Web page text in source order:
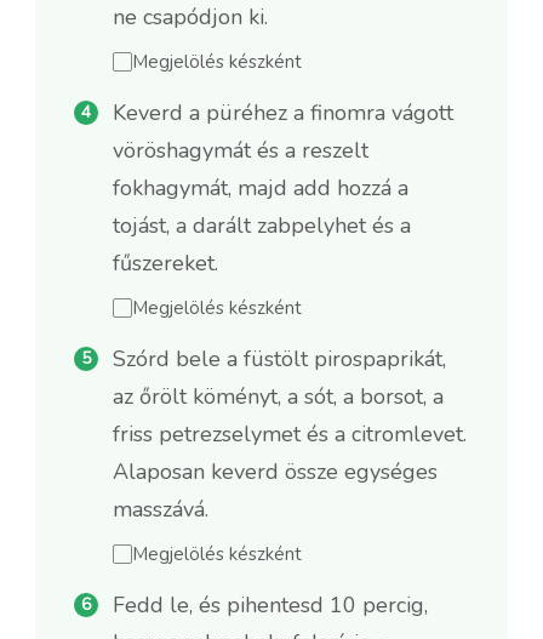
ne csapódjon ki.
Megjelölés készként
Keverd a püréhez a finomra vágott
vöröshagymát és a reszelt
fokhagymát, majd add hozzá a
tojást, a darált zabpelyhet és a
fűszereket.
Megjelölés készként
Szórd bele a füstölt pirospaprikát,
az őrölt köményt, a sót, a borsot, a
friss petrezselymet és a citromlevet.
Alaposan keverd össze egységes
masszává.
Megjelölés készként
Fedd le, és pihentesd 10 percig,